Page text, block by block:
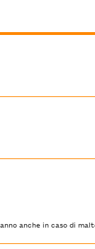
anche in caso di